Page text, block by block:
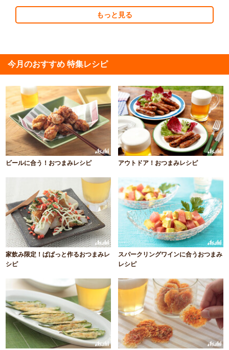
もっと見る
今月のおすすめ 特集レシピ
ビールに合う！おつまみレシピ アウトドア！おつまみレシピ
家飲み限定！ぱぱっと作るおつまみレ
シピ
スパークリングワインに合うおつまみ
レシピ